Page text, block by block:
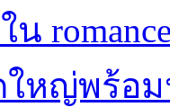
ใหญ่พร้อ